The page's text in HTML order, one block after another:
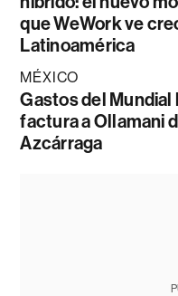
que WeWork ve
Latinoamérica
MÉXICO
Gastos del Mundial
factura a Ollamani
Azcárraga